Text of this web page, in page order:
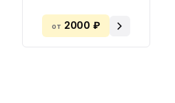
от 2000 ₽